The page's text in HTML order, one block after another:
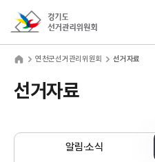
연천군선거관리위원회 선거자료
선거자료
알림·소식